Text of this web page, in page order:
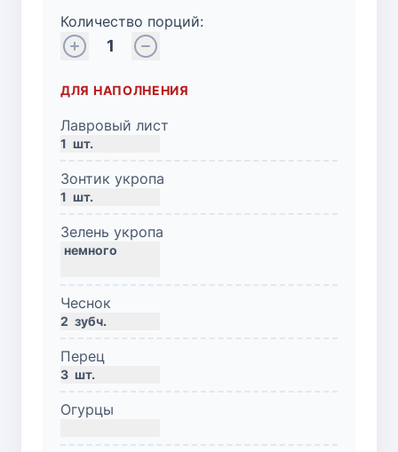
Количество порций:
1
ДЛЯ НАПОЛНЕНИЯ
Лавровый лист
1 шт.
Зонтик укропа
1 шт.
Зелень укропа
Чеснок
2 зубч.
Перец
3 шт.
Огурцы